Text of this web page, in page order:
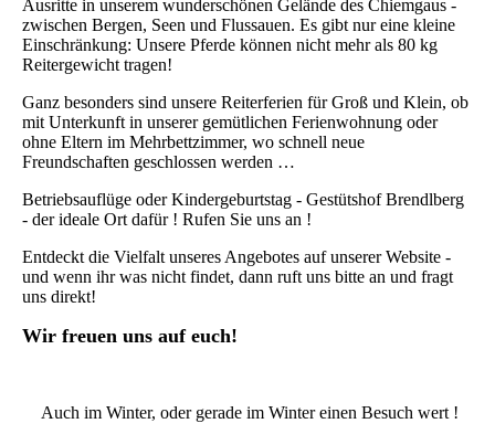
Ausritte in unserem wunderschönen Gelände des Chiemgaus -
zwischen Bergen, Seen und Flussauen. Es gibt nur eine kleine
Einschränkung: Unsere Pferde können nicht mehr als 80 kg
Reitergewicht tragen!
Ganz besonders sind unsere Reiterferien für Groß und Klein, ob
mit Unterkunft in unserer gemütlichen Ferienwohnung oder
ohne Eltern im Mehrbettzimmer, wo schnell neue
Freundschaften geschlossen werden …
Betriebsauflüge oder Kindergeburtstag - Gestütshof Brendlberg
- der ideale Ort dafür ! Rufen Sie uns an !
Entdeckt die Vielfalt unseres Angebotes auf unserer Website -
und wenn ihr was nicht findet, dann ruft uns bitte an und fragt
uns direkt!
Wir freuen uns auf euch!
Auch im Winter, oder gerade im Winter einen Besuch wert !